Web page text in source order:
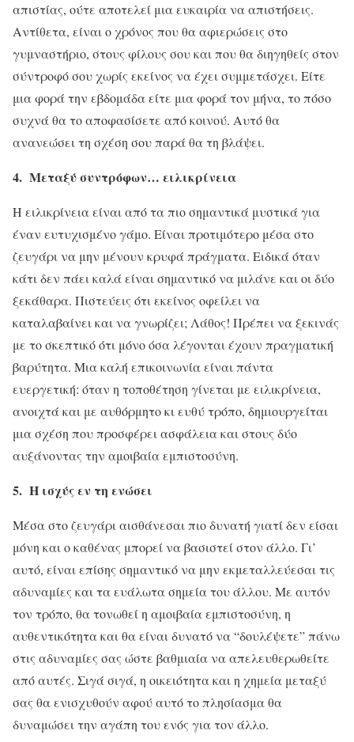
απιστίας, ούτε αποτελεί μια ευκαιρία να απιστήσεις.
Αντίθετα, είναι ο χρόνος που θα αφιερώσεις στο
γυμναστήριο, στους φίλους σου και που θα διηγηθείς στον
σύντροφό σου χωρίς εκείνος να έχει συμμετάσχει. Είτε
μια φορά την εβδομάδα είτε μια φορά τον μήνα, το πόσο
συχνά θα το αποφασίσετε από κοινού. Αυτό θα
ανανεώσει τη σχέση σου παρά θα τη βλάψει.
4. Μεταξύ συντρόφων… ειλικρίνεια
Η ειλικρίνεια είναι από τα πιο σημαντικά μυστικά για
έναν ευτυχισμένο γάμο. Είναι προτιμότερο μέσα στο
ζευγάρι να μην μένουν κρυφά πράγματα. Ειδικά όταν
κάτι δεν πάει καλά είναι σημαντικό να μιλάνε και οι δύο
ξεκάθαρα. Πιστεύεις ότι εκείνος οφείλει να
καταλαβαίνει και να γνωρίζει; Λάθος! Πρέπει να ξεκινάς
με το σκεπτικό ότι μόνο όσα λέγονται έχουν πραγματική
βαρύτητα. Μια καλή επικοινωνία είναι πάντα
ευεργετική: όταν η τοποθέτηση γίνεται με ειλικρίνεια,
ανοιχτά και με αυθόρμητο κι ευθύ τρόπο, δημιουργείται
μια σχέση που προσφέρει ασφάλεια και στους δύο
αυξάνοντας την αμοιβαία εμπιστοσύνη.
5. Η ισχύς εν τη ενώσει
Μέσα στο ζευγάρι αισθάνεσαι πιο δυνατή γιατί δεν είσαι
μόνη και ο καθένας μπορεί να βασιστεί στον άλλο. Γι’
αυτό, είναι επίσης σημαντικό να μην εκμεταλλεύεσαι τις
αδυναμίες και τα ευάλωτα σημεία του άλλου. Με αυτόν
τον τρόπο, θα τονωθεί η αμοιβαία εμπιστοσύνη, η
αυθεντικότητα και θα είναι δυνατό να “δουλέψετε” πάνω
στις αδυναμίες σας ώστε βαθμιαία να απελευθερωθείτε
από αυτές. Σιγά σιγά, η οικειότητα και η χημεία μεταξύ
σας θα ενισχυθούν αφού αυτό το πλησίασμα θα
δυναμώσει την αγάπη του ενός για τον άλλο.